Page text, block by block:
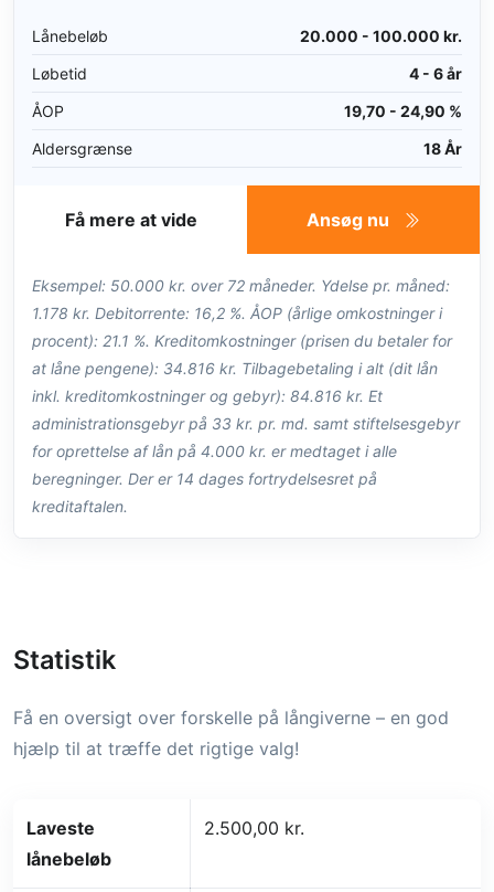
Lånebeløb
20.000 - 100.000 kr.
Løbetid
4 - 6 år
ÅOP
19,70 - 24,90 %
Aldersgrænse
18 År
Ansøg nu
Få mere at vide
Eksempel: 50.000 kr. over 72 måneder. Ydelse pr. måned:
1.178 kr. Debitorrente: 16,2 %. ÅOP (årlige omkostninger i
procent): 21.1 %. Kreditomkostninger (prisen du betaler for
at låne pengene): 34.816 kr. Tilbagebetaling i alt (dit lån
inkl. kreditomkostninger og gebyr): 84.816 kr. Et
administrationsgebyr på 33 kr. pr. md. samt stiftelsesgebyr
for oprettelse af lån på 4.000 kr. er medtaget i alle
beregninger. Der er 14 dages fortrydelsesret på
kreditaftalen.
Statistik
Få en oversigt over forskelle på långiverne – en god
hjælp til at træffe det rigtige valg!
Laveste
lånebeløb
2.500,00 kr.